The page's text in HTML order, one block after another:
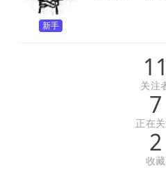
新手
11
关注
7
正在
2
收藏